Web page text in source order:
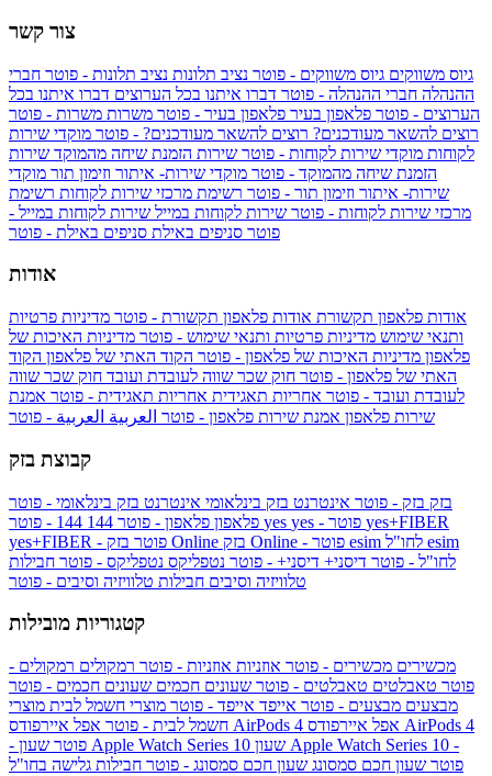
צור קשר
גיוס משווקים גיוס משווקים - פוטר נציב תלונות נציב תלונות - פוטר חברי
ההנהלה חברי ההנהלה - פוטר דברו איתנו בכל הערוצים דברו איתנו בכל
הערוצים - פוטר פלאפון בעיר פלאפון בעיר - פוטר משרות משרות - פוטר
רוצים להשאר מעודכנים? רוצים להשאר מעודכנים? - פוטר מוקדי שירות
לקוחות מוקדי שירות לקוחות - פוטר שירות הזמנת שיחה מהמוקד שירות
הזמנת שיחה מהמוקד - פוטר מוקדי שירות- איתור וזימון תור מוקדי
שירות- איתור וזימון תור - פוטר רשימת מרכזי שירות לקוחות רשימת
מרכזי שירות לקוחות - פוטר שירות לקוחות במייל שירות לקוחות במייל -
פוטר סניפים באילת סניפים באילת - פוטר
אודות
אודות פלאפון תקשורת אודות פלאפון תקשורת - פוטר מדיניות פרטיות
ותנאי שימוש מדיניות פרטיות ותנאי שימוש - פוטר מדיניות האיכות של
פלאפון מדיניות האיכות של פלאפון - פוטר הקוד האתי של פלאפון הקוד
האתי של פלאפון - פוטר חוק שכר שווה לעובדת ועובד חוק שכר שווה
לעובדת ועובד - פוטר אחריות תאגידית אחריות תאגידית - פוטר אמנת
שירות פלאפון אמנת שירות פלאפון - פוטר العربية العربية - פוטר
קבוצת בזק
בזק בזק - פוטר אינטרנט בזק בינלאומי אינטרנט בזק בינלאומי - פוטר
פלאפון פלאפון - פוטר 144 yes
yes+FIBER
yes+FIBER - פוטר בזק Online
esim
לחו"ל - פוטר דיסני+ דיסני+ - פוטר נטפליקס נטפליקס - פוטר חבילות
טלוויזיה וסיבים חבילות טלוויזיה וסיבים - פוטר
קטגוריות מובילות
מכשירים מכשירים - פוטר אוזניות אוזניות - פוטר רמקולים רמקולים -
פוטר טאבלטים טאבלטים - פוטר שעונים חכמים שעונים חכמים - פוטר
מבצעים מבצעים - פוטר אייפד אייפד - פוטר מוצרי חשמל לבית מוצרי
חשמל לבית - פוטר אפל איירפודס AirPods 4 אפל איירפודס AirPods 4
- פוטר שעון Apple Watch Series 10 שעון Apple Watch Series 10 -
פוטר שעון חכם סמסונג שעון חכם סמסונג - פוטר חבילות גלישה בחו"ל